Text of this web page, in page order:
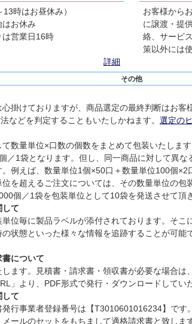
時はお昼休み）
はお休み
は営業日16時
お客様から
に譲渡・提
絡、サービ
策以外には
詳細
その他
掛けておりますが、商品選定の最終判断はお
などを判定することもいたしかねます。 選定の
数量単位×口数の個数をまとめて包装いたしま
／1袋となります。但し、同一商品に対して異
例えば、数量単位1個×50口＋数量単位100個
を超えるご注文については、その数量単位の
個／1袋を包装単位として10袋を発送させて頂
して
位毎に製品ラベルが添付されております。そこ
状態といった様々な情報を追跡することが可能
書について
ます。見積書・請求書・領収書が必要な場合
」より、PDF形式で発行・ダウンロードしてい
して
行事業者登録番号は【T3010601016234】で
ールのセットをもちまして適格請求書と致します